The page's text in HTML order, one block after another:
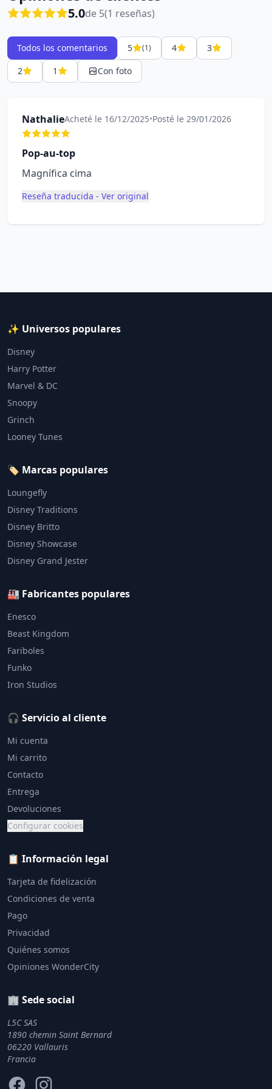
5.0de 5(1 reseñas)
Todos los comentarios 5 (1) 4
3
2
1 Con foto
NathalieAcheté le 16/12/2025•Posté le 29/01/2026
Pop-au-top
Magnífica cima
Reseña traducida - Ver original
✨ Universos populares
Disney
Harry Potter
Marvel & DC
Snoopy
Grinch
Looney Tunes
🏷️ Marcas populares
Loungefly
Disney Traditions
Disney Britto
Disney Showcase
Disney Grand Jester
🏭 Fabricantes populares
Enesco
Beast Kingdom
Fariboles
Funko
Iron Studios
🎧 Servicio al cliente
Mi cuenta
Mi carrito
Contacto
Entrega
Devoluciones
Configurar cookies
📋 Información legal
Tarjeta de fidelización
Condiciones de venta
Pago
Privacidad
Quiénes somos
Opiniones WonderCity
🏢 Sede social
L5C SAS
1890 chemin Saint Bernard
06220 Vallauris
Francia
FacebookInstagram